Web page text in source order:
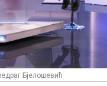
Бјелошевић